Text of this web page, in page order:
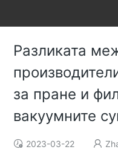
Разликата
за пране и
вакуумните
2023-03-22